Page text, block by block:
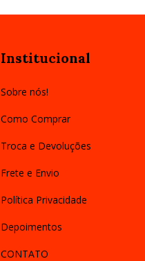
Institucional
Sobre nós!
Como Comprar
Troca e Devoluções
Frete e Envio
Política Privacidade
Depoimentos
CONTATO